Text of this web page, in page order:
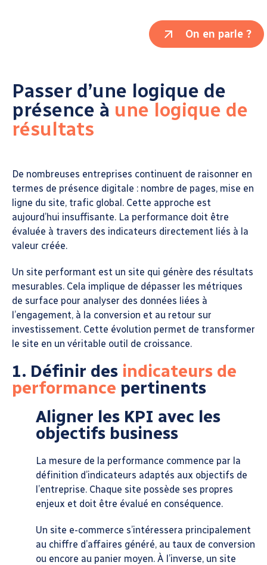
On en parle ?
Passer d’une logique de
présence à une logique de
résultats
De nombreuses entreprises continuent de raisonner en
termes de présence digitale : nombre de pages, mise en
ligne du site, trafic global. Cette approche est
aujourd’hui insuffisante. La performance doit être
évaluée à travers des indicateurs directement liés à la
valeur créée.
Un site performant est un site qui génère des résultats
mesurables. Cela implique de dépasser les métriques
de surface pour analyser des données liées à
l’engagement, à la conversion et au retour sur
investissement. Cette évolution permet de transformer
le site en un véritable outil de croissance.
1. Définir des indicateurs de
performance pertinents
Aligner les KPI avec les
objectifs business
La mesure de la performance commence par la
définition d’indicateurs adaptés aux objectifs de
l’entreprise. Chaque site possède ses propres
enjeux et doit être évalué en conséquence.
Un site e-commerce s’intéressera principalement
au chiffre d’affaires généré, au taux de conversion
ou encore au panier moyen. À l’inverse, un site